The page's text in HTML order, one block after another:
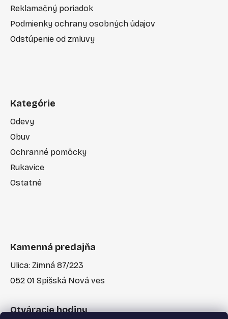
Reklamačný poriadok
Podmienky ochrany osobných údajov
Odstúpenie od zmluvy
Kategórie
Odevy
Obuv
Ochranné pomôcky
Rukavice
Ostatné
Kamenná predajňa
Ulica: Zimná 87/223
052 01 Spišská Nová ves
Otváracie hodiny